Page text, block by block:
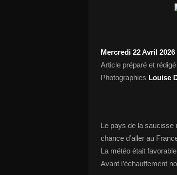
Mercredi 22 Avril 2026
Article préparé et
Photographies Louise
Le pays de la saucisse
chance d’aller au
La météo était
Avant l’échauffement